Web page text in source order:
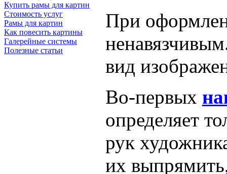
Купить рамы для картин
Стоимость услуг
Рамы для картин
Как повесить картины
Галерейные системы
Полезные статьи
При
вид
Во-первых
определяет
рук
их